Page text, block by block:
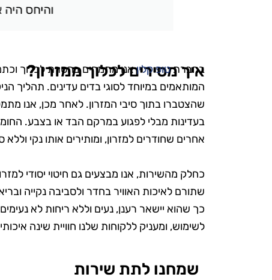
והיחס היה
איך מסירים לכלוך ממזרון?
בחברתטופ קליןאנו מתמחים בהסרת לכלוך
המותאמים במיוחד לסוגי בדים עדינים. תהליך
שהצטברו בתוך סיבי המזרון. לאחר מכן, אנו
בעדינות מבלי לפגוע במרקם הבד או בצבע.
אחרים שחודרים למזרון, ומותירים אותו נקי וללא
כחלק מהשירות, אנו מבצעים גם חיטוי יסודי
שתורם לאיכות האוויר בחדר ולסביבה נקייה
כך שהוא יישאר רענן, נעים וללא ריחות לא
לשימוש, ומעניק ללקוחות שלנו חוויית שינה
שמחנו לתת שירות